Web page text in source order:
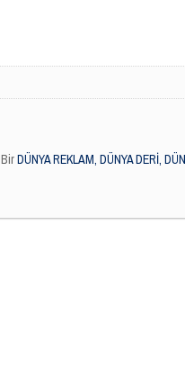
DÜNYA REKLAM, DÜNYA DERİ,